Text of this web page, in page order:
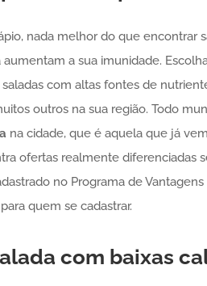
nada melhor do que encontrar
a sua imunidade.
com altas fontes de
outros na sua região. Todo
na cidade, que é aquela que já
ofertas realmente diferenciadas
no Programa de
quem se cadastrar.
com baixas